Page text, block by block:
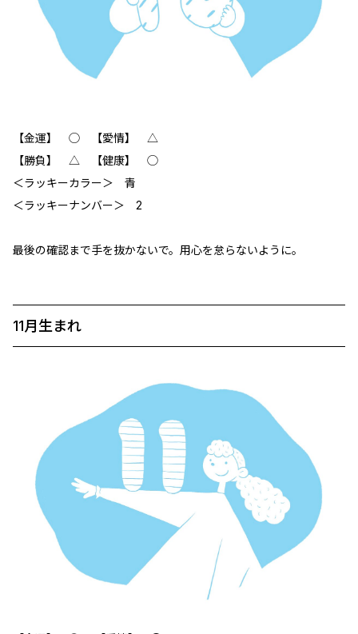
【金運】 ◯ 【愛情】 △
【勝負】 △ 【健康】 ◯
＜ラッキーカラー＞ 青
＜ラッキーナンバー＞ 2
最後の確認まで手を抜かないで。用心を怠らないように。
11月生まれ